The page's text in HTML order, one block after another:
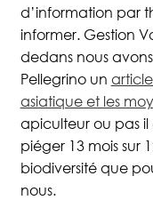
d’information par
informer. Gestion
dedans nous
Pellegrino un
asiatique et les
apiculteur ou pas il
piéger 13 mois sur
biodiversité que
nous.